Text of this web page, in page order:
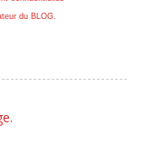
du BLOG.